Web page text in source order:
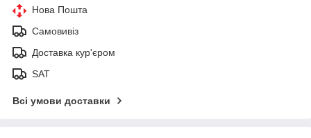
Нова Пошта
Самовивіз
Доставка кур'єром
SAT
Всі умови доставки